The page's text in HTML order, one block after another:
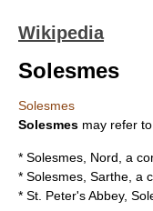
Wikipedia
Solesmes
Solesmes
Solesmes may refer
* Solesmes, Nord , a
* Solesmes, Sarthe , a
* St. Peter's Abbey,